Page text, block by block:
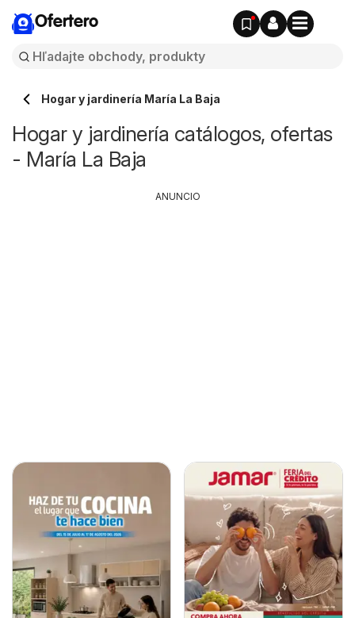
Ofertero
Hogar y jardinería María La Baja
Hogar y jardinería catálogos, ofertas
- María La Baja
ANUNCIO